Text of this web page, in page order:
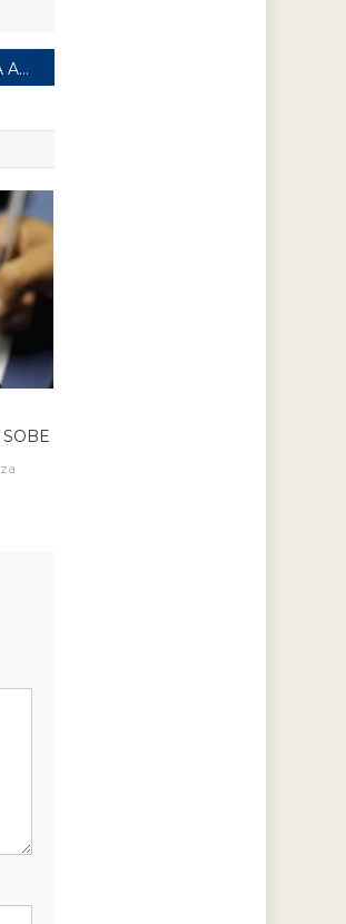
SINDICATO CHAMA ATENÇÃO PARA MOBILIZAÇÃO DOS TRABALHADORES NAS EMPRESAS QUE NÃO TEM NEGOCIADO PLR